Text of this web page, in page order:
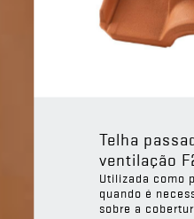
Telha
ventilação
Utilizada como
quando é
sobre a